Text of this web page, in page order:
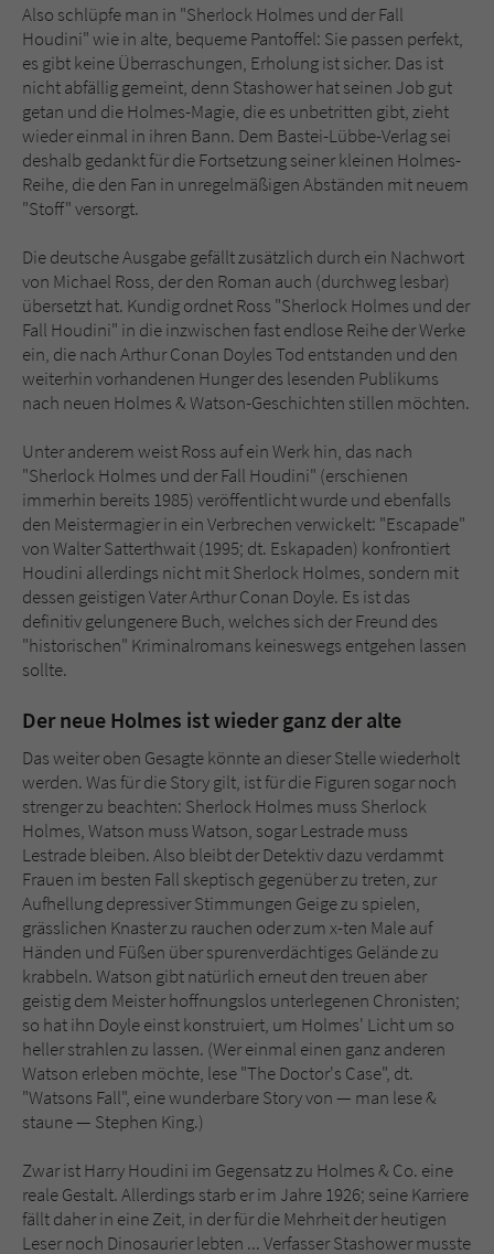
Also schlüpfe man in "Sherlock Holmes und der Fall
Houdini" wie in alte, bequeme Pantoffel: Sie passen perfekt,
es gibt keine Überraschungen, Erholung ist sicher. Das ist
nicht abfällig gemeint, denn Stashower hat seinen Job gut
getan und die Holmes-Magie, die es unbetritten gibt, zieht
wieder einmal in ihren Bann. Dem Bastei-Lübbe-Verlag sei
deshalb gedankt für die Fortsetzung seiner kleinen Holmes-
Reihe, die den Fan in unregelmäßigen Abständen mit neuem
"Stoff" versorgt.
Die deutsche Ausgabe gefällt zusätzlich durch ein Nachwort
von Michael Ross, der den Roman auch (durchweg lesbar)
übersetzt hat. Kundig ordnet Ross "Sherlock Holmes und der
Fall Houdini" in die inzwischen fast endlose Reihe der Werke
ein, die nach Arthur Conan Doyles Tod entstanden und den
weiterhin vorhandenen Hunger des lesenden Publikums
nach neuen Holmes & Watson-Geschichten stillen möchten.
Unter anderem weist Ross auf ein Werk hin, das nach
"Sherlock Holmes und der Fall Houdini" (erschienen
immerhin bereits 1985) veröffentlicht wurde und ebenfalls
den Meistermagier in ein Verbrechen verwickelt: "Escapade"
von Walter Satterthwait (1995; dt. Eskapaden) konfrontiert
Houdini allerdings nicht mit Sherlock Holmes, sondern mit
dessen geistigen Vater Arthur Conan Doyle. Es ist das
definitiv gelungenere Buch, welches sich der Freund des
"historischen" Kriminalromans keineswegs entgehen lassen
sollte.
Der neue Holmes ist wieder ganz der alte
Das weiter oben Gesagte könnte an dieser Stelle wiederholt
werden. Was für die Story gilt, ist für die Figuren sogar noch
strenger zu beachten: Sherlock Holmes muss Sherlock
Holmes, Watson muss Watson, sogar Lestrade muss
Lestrade bleiben. Also bleibt der Detektiv dazu verdammt
Frauen im besten Fall skeptisch gegenüber zu treten, zur
Aufhellung depressiver Stimmungen Geige zu spielen,
grässlichen Knaster zu rauchen oder zum x-ten Male auf
Händen und Füßen über spurenverdächtiges Gelände zu
krabbeln. Watson gibt natürlich erneut den treuen aber
geistig dem Meister hoffnungslos unterlegenen Chronisten;
so hat ihn Doyle einst konstruiert, um Holmes' Licht um so
heller strahlen zu lassen. (Wer einmal einen ganz anderen
Watson erleben möchte, lese "The Doctor's Case", dt.
"Watsons Fall", eine wunderbare Story von — man lese &
staune — Stephen King.)
Zwar ist Harry Houdini im Gegensatz zu Holmes & Co. eine
reale Gestalt. Allerdings starb er im Jahre 1926; seine Karriere
fällt daher in eine Zeit, in der für die Mehrheit der heutigen
Leser noch Dinosaurier lebten ... Verfasser Stashower musste